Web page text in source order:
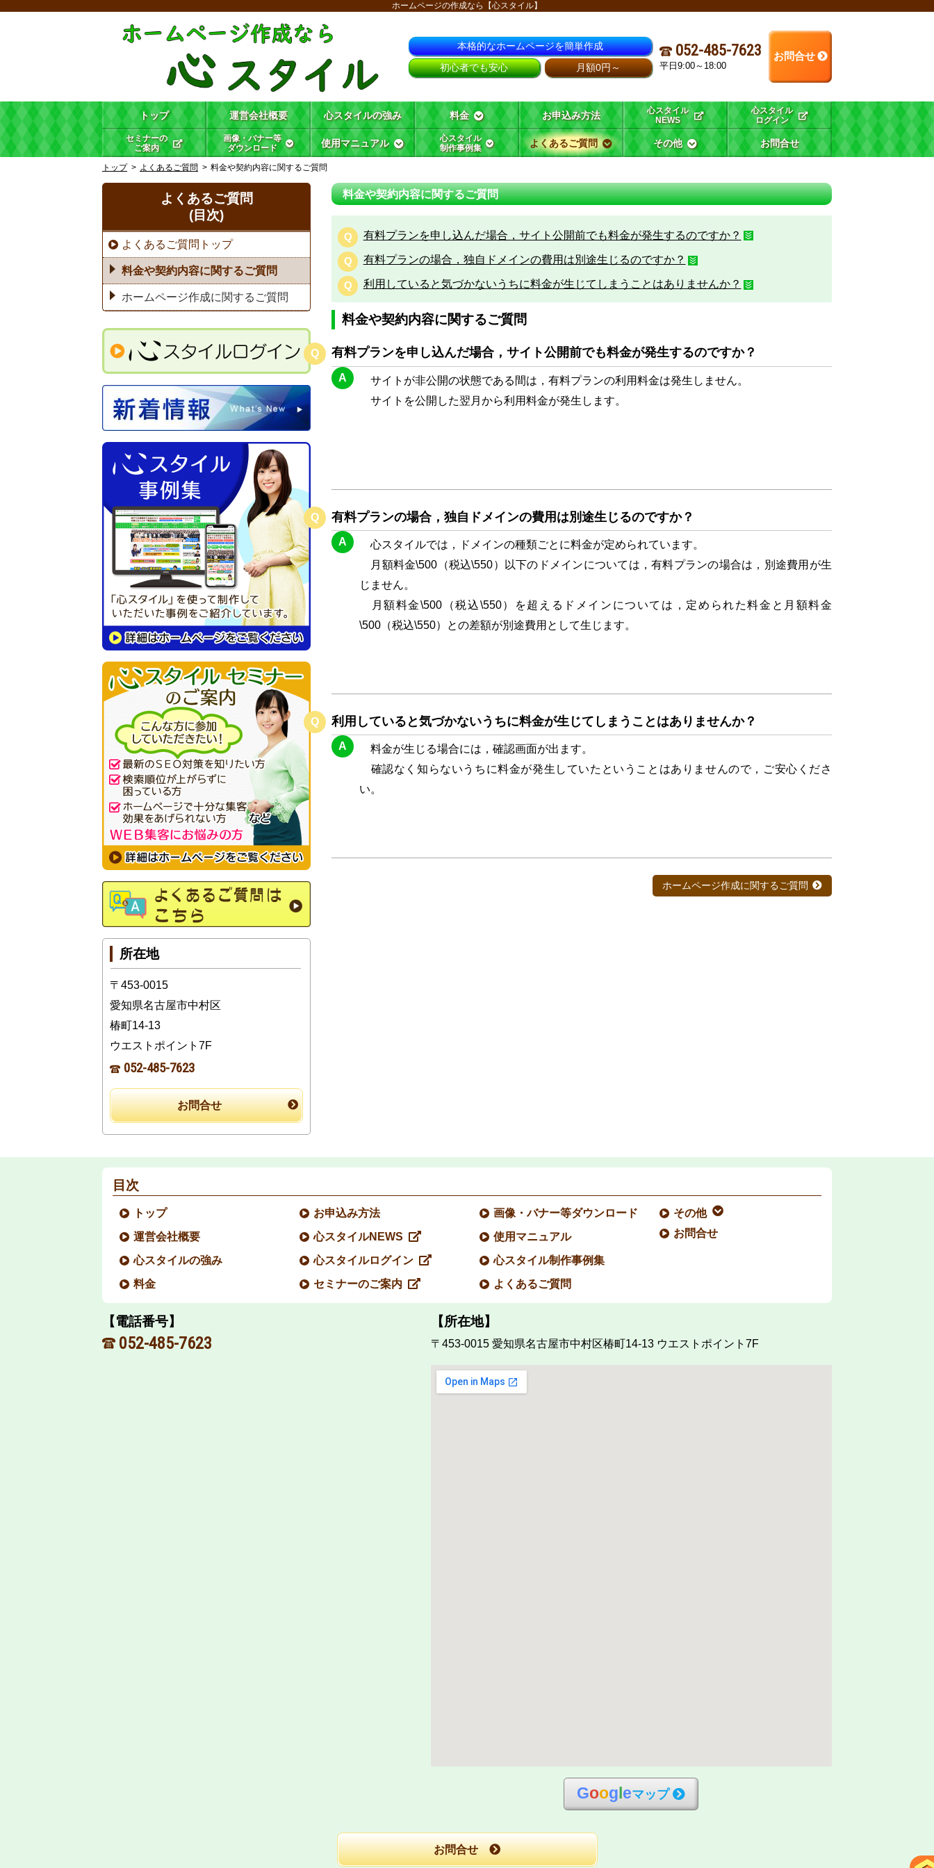
ホームページの作成なら【心スタイル】
本格的なホームページを簡単作成
初心者でも安心
月額0円～
052-485-7623
平日9:00～18:00
お問合せ
トップ 運営会社概要 心スタイルの強み 料金 お申込み方法
心スタイル
NEWS
心スタイル
ログイン
セミナーの
ご案内
画像・バナー等
ダウンロード
使用マニュアル
心スタイル
制作事例集
よくあるご質問 その他 お問合せ
トップ よくあるご質問 料金や契約内容に関するご質問
料金や契約内容に関するご質問
Q 有料プランを申し込んだ場合，サイト公開前でも料金が発生するのですか？
Q 有料プランの場合，独自ドメインの費用は別途生じるのですか？
Q 利用していると気づかないうちに料金が生じてしまうことはありませんか？
料金や契約内容に関するご質問
Q 有料プランを申し込んだ場合，サイト公開前でも料金が発生するのですか？
A
サイトが非公開の状態である間は，有料プランの利用料金は発生しません。
サイトを公開した翌月から利用料金が発生します。
Q 有料プランの場合，独自ドメインの費用は別途生じるのですか？
A
心スタイルでは，ドメインの種類ごとに料金が定められています。
月額料金\500（税込\550）以下のドメインについては，有料プランの場合は，別途費用が生
じません。
月額料金\500（税込\550）を超えるドメインについては，定められた料金と月額料金
\500（税込\550）との差額が別途費用として生じます。
Q 利用していると気づかないうちに料金が生じてしまうことはありませんか？
A
料金が生じる場合には，確認画面が出ます。
確認なく知らないうちに料金が発生していたということはありませんので，ご安心くださ
い。
ホームページ作成に関するご質問
よくあるご質問
(目次)
よくあるご質問トップ
料金や契約内容に関するご質問
ホームページ作成に関するご質問
所在地
〒453-0015
愛知県名古屋市中村区
椿町14-13
ウエストポイント7F
052-485-7623
お問合せ
目次
トップ
運営会社概要
心スタイルの強み
料金
お申込み方法
心スタイルNEWS
心スタイルログイン
セミナーのご案内
画像・バナー等ダウンロード
使用マニュアル
心スタイル制作事例集
よくあるご質問
その他
お問合せ
【電話番号】
052-485-7623
【所在地】
〒453-0015愛知県名古屋市中村区椿町14-13 ウエストポイント7F
Goog eマップ
お問合せ